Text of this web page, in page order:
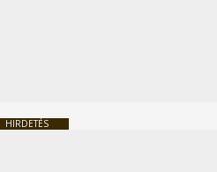
HIRDETÉS